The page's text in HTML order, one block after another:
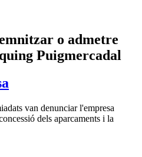
o admetre
Puigmercadal
van denunciar l'empresa
dels aparcaments i la